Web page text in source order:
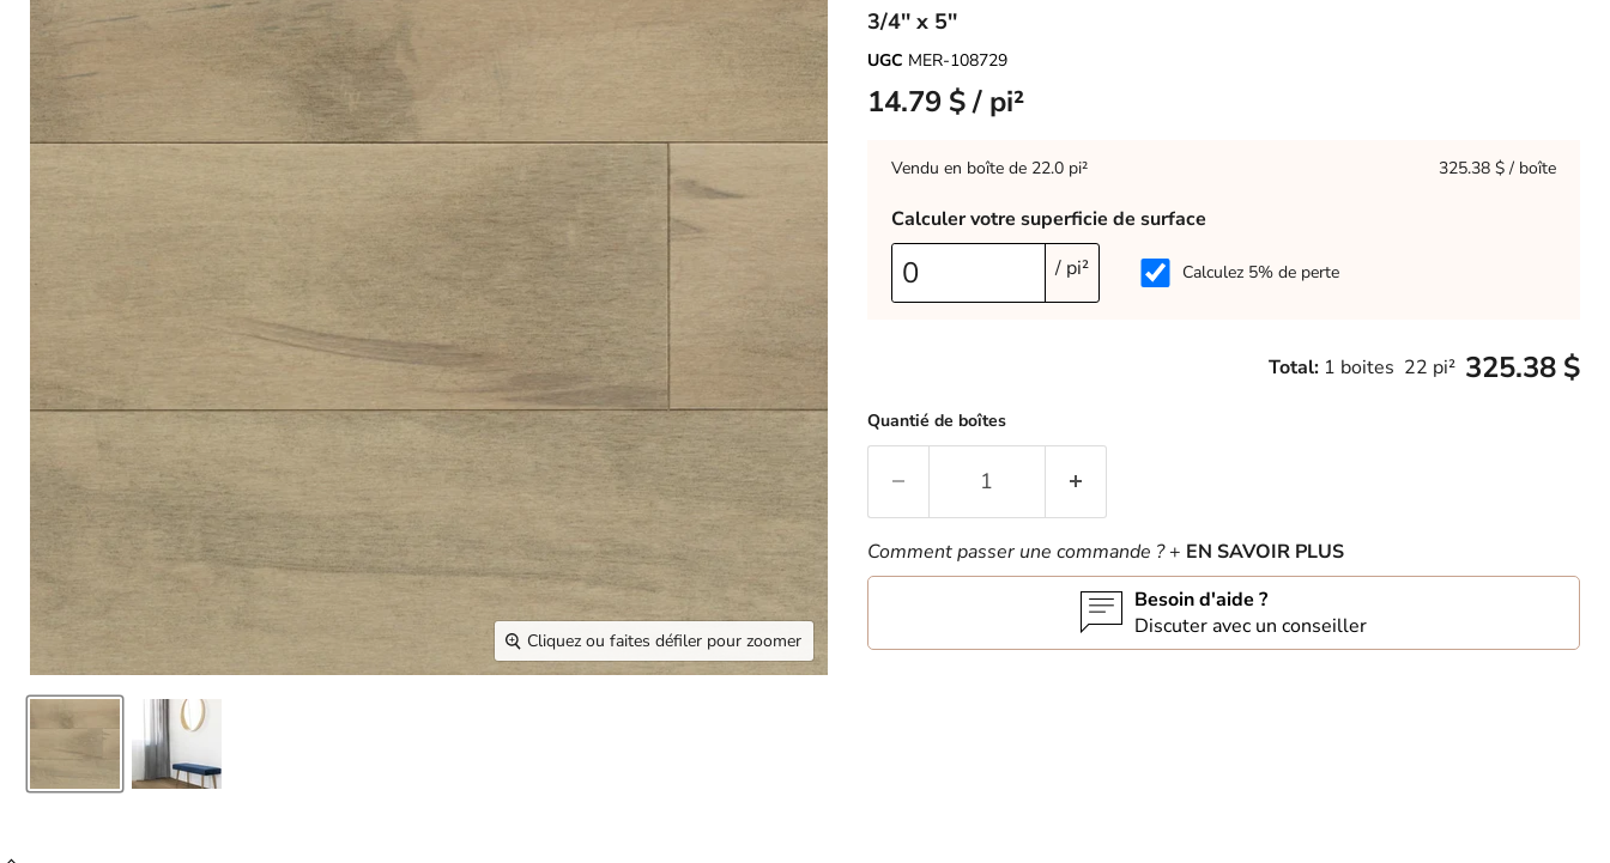
Cliquez ou faites défiler pour zoomer
3/4'' x 5''
UGC MER-108729
14.79 $ / pi²
Vendu en boîte de 22.0 pi² 325.38 $ / boîte
Calculer votre superficie de surface
/ pi²
Calculez 5% de perte
Total: 1 boites 22 pi² 325.38 $
Quantié de boîtes
Comment passer une commande ?+ EN SAVOIR PLUS
Besoin d'aide ?
Discuter avec un conseiller